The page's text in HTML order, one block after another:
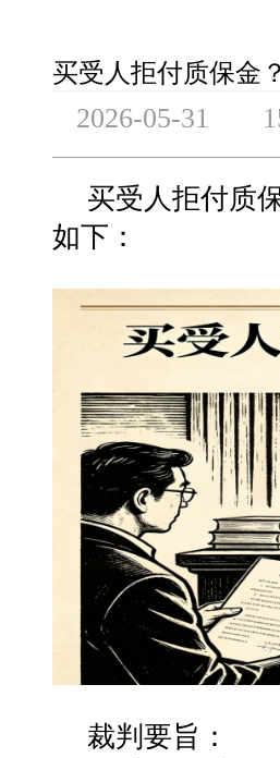
买受人拒付质保金
2026-05-31
买受人拒付质
如下：
裁判要旨：